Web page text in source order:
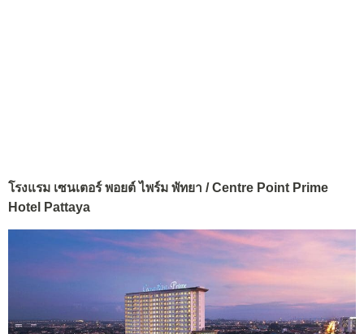
โรงแรม เซนเตอร์ พอยต์ ไพร์ม พัทยา / Centre Point Prime
Hotel Pattaya